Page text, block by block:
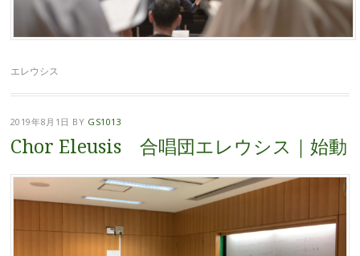
移
エレウシス
2019年8月1日 BY GS1013
Chor Eleusis 合唱団エレウシス｜始動